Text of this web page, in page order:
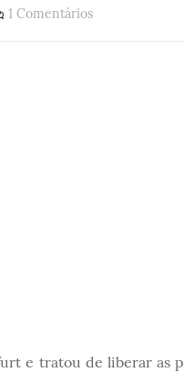
1 Comentários
e tratou de liberar as